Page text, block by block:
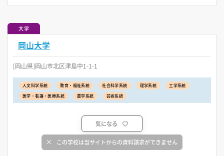
大学
岡山大学
[岡山県]岡山市北区津島中1-1-1
人文科学系統 教育・福祉系統 社会科学系統 理学系統
工学系統
医学・看護・医療系統
農学系統 芸術系統
気になる
この学校は当サイトからの資料請求ができません